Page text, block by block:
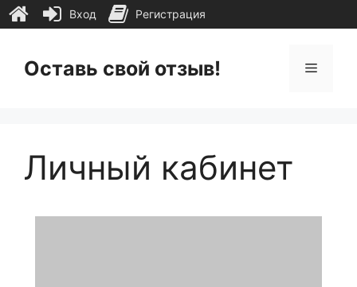
содержимому
Оставь свой отзыв! Меню
Личный кабинет
Вход Регистрация